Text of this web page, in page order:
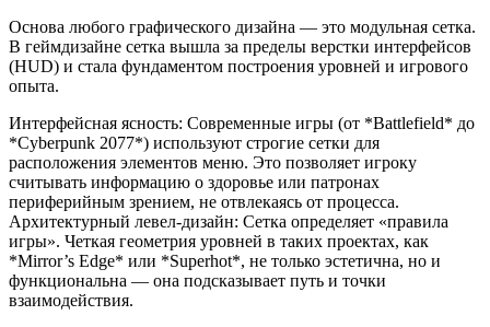
Основа любого графического дизайна — это модульная сетка.
В геймдизайне сетка вышла за пределы верстки интерфейсов
(HUD) и стала фундаментом построения уровней и игрового
опыта.
Интерфейсная ясность: Современные игры (от *Battlefield* до
*Cyberpunk 2077*) используют строгие сетки для
расположения элементов меню. Это позволяет игроку
считывать информацию о здоровье или патронах
периферийным зрением, не отвлекаясь от процесса.
Архитектурный левел-дизайн: Сетка определяет «правила
игры». Четкая геометрия уровней в таких проектах, как
*Mirror’s Edge* или *Superhot*, не только эстетична, но и
функциональна — она подсказывает путь и точки
взаимодействия.